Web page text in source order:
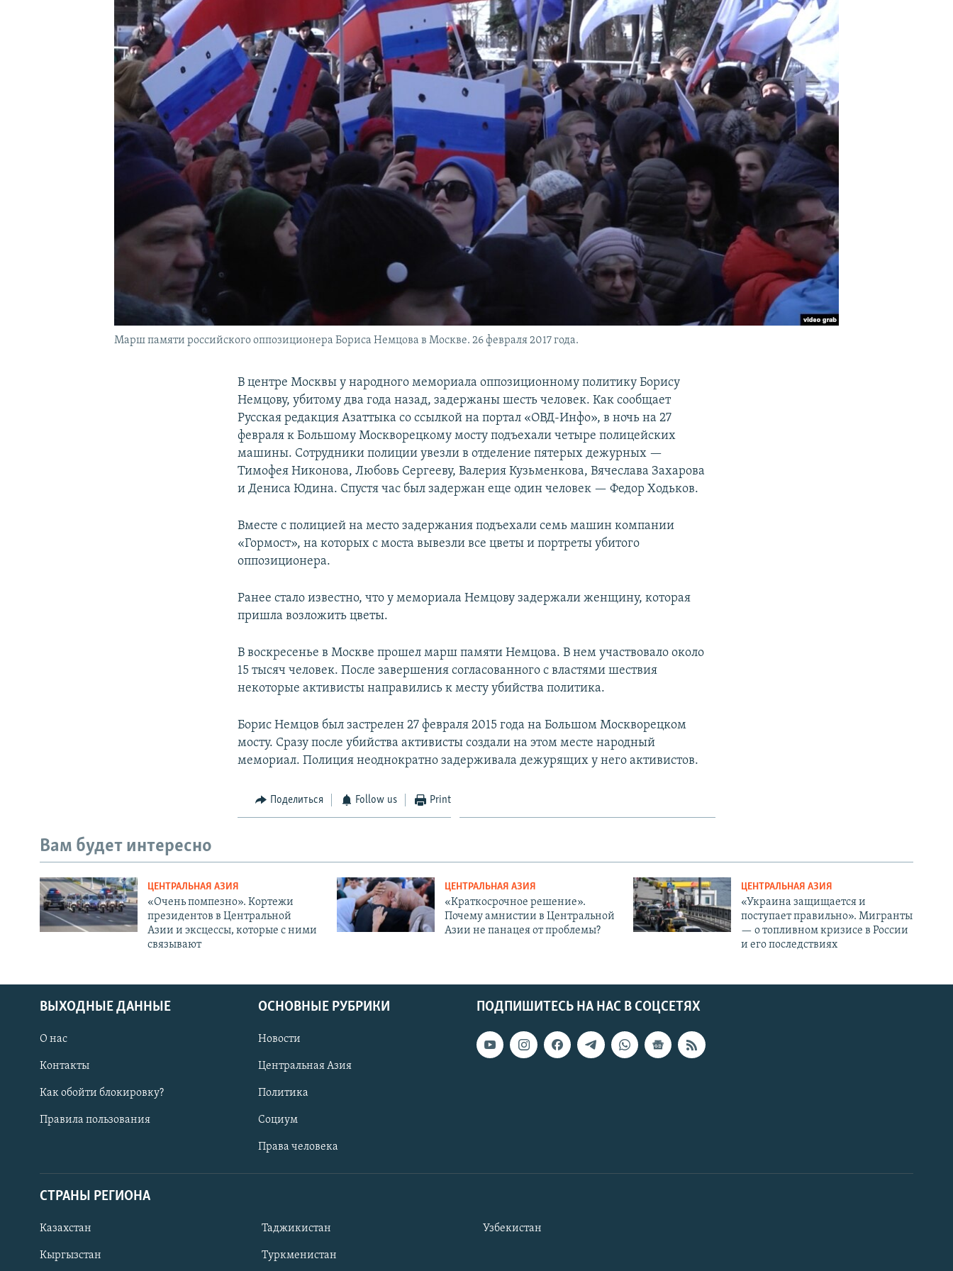
Марш памяти российского оппозиционера Бориса Немцова в Москве. 26 февраля 2017 года.
В центре Москвы у народного мемориала оппозиционному политику Борису
Немцову, убитому два года назад, задержаны шесть человек. Как сообщает
Русская редакция Азаттыка со ссылкой на портал «ОВД-Инфо», в ночь на 27
февраля к Большому Москворецкому мосту подъехали четыре полицейских
машины. Сотрудники полиции увезли в отделение пятерых дежурных —
Тимофея Никонова, Любовь Сергееву, Валерия Кузьменкова, Вячеслава Захарова
и Дениса Юдина. Спустя час был задержан еще один человек — Федор Ходьков.
Вместе с полицией на место задержания подъехали семь машин компании
«Гормост», на которых с моста вывезли все цветы и портреты убитого
оппозиционера.
Ранее стало известно, что у мемориала Немцову задержали женщину, которая
пришла возложить цветы.
В воскресенье в Москве прошел марш памяти Немцова. В нем участвовало около
15 тысяч человек. После завершения согласованного с властями шествия
некоторые активисты направились к месту убийства политика.
Борис Немцов был застрелен 27 февраля 2015 года на Большом Москворецком
мосту. Сразу после убийства активисты создали на этом месте народный
мемориал. Полиция неоднократно задерживала дежурящих у него активистов.
Поделиться Follow us Print
Вам будет интересно
ЦЕНТРАЛЬНАЯ АЗИЯ
«Очень помпезно». Кортежи
президентов в Центральной
Азии и эксцессы, которые с ними
связывают
ЦЕНТРАЛЬНАЯ АЗИЯ
«Краткосрочное решение».
Почему амнистии в Центральной
Азии не панацея от проблемы?
ЦЕНТРАЛЬНАЯ АЗИЯ
«Украина защищается и
поступает правильно». Мигранты
— о топливном кризисе в России
и его последствиях
ПОДПИШИТЕСЬ НА НАС В СОЦСЕТЯХ
ВЫХОДНЫЕ ДАННЫЕ
О нас
Контакты
Как обойти блокировку?
Правила пользования
ОСНОВНЫЕ РУБРИКИ
Новости
Центральная Азия
Политика
Социум
Права человека
СТРАНЫ РЕГИОНА
Казахстан
Кыргызстан
Таджикистан
Туркменистан
Узбекистан